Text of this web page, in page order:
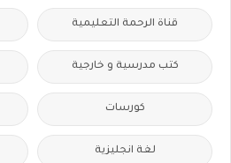
قناة الرحمة التعليمية
كتب مدرسية و خارجية
كورسات
لغة انجليزية